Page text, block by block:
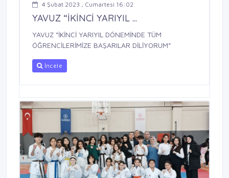
4 Şubat 2023 , Cumartesi 16:02
YAVUZ “İKİNCİ YARIYIL ...
YAVUZ “İKİNCİ YARIYIL DÖNEMİNDE TÜM
ÖĞRENCİLERİMİZE BAŞARILAR DİLİYORUM”
İncele